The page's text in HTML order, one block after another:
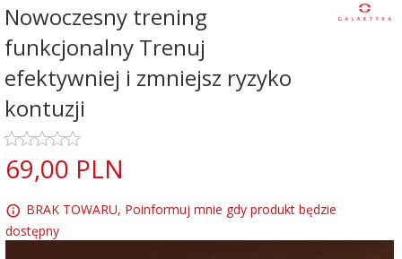
Nowoczesny trening
funkcjonalny Trenuj
efektywniej i zmniejsz ryzyko
kontuzji
69,00 PLN
BRAK TOWARU, Poinformuj mnie gdy produkt będzie
dostępny